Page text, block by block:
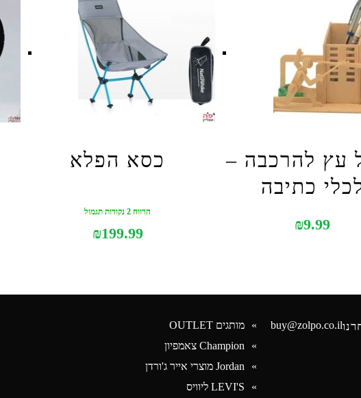
עץ להרכבה –
כתיבה
₪9.99
כסא הפלא
הרווח 2 נקודות תגמול
₪199.99
buy@zolpo.co.il
מותגים OUTLET
Champion צאמפיון
Jordan מוצרי אייר ג'ורדן
LEVI'S ליוויס